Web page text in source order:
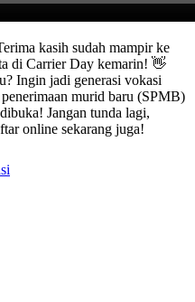
kasih sudah mampir ke
di Carrier Day kemarin! 👋
Ingin jadi generasi vokasi
murid baru (SPMB)
Jangan tunda lagi,
online sekarang juga!